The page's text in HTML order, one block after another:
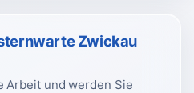
Zwickau
Arbeit und werden Sie